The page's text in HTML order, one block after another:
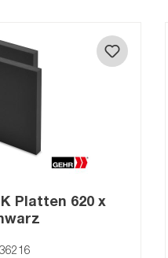
Platten 620 x